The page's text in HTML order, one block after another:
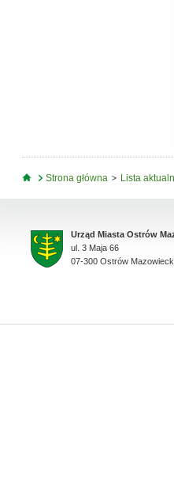
Jesteś tutaj
Strona główna Lista
Urząd Miasta Ostrów
ul. 3 Maja 66
07-300 Ostrów